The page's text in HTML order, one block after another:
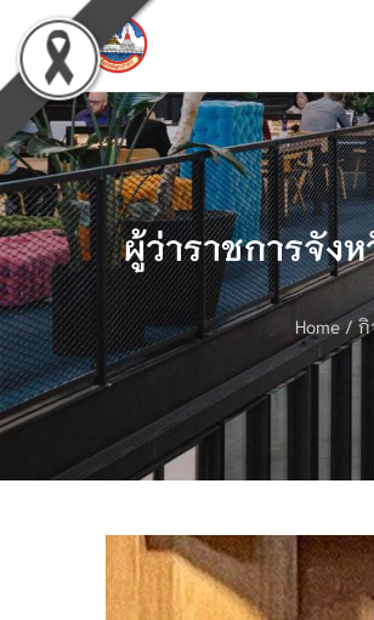
ผู้ว่าราชการจังห
Home/ กิ